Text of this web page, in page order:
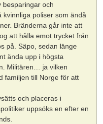
besparingar och
kvinnliga poliser som ändå
Bränderna går inte att
att hålla emot trycket från
på. Säpo, sedan länge
ända upp i högsta
Militären… ja vilken
familjen till Norge för att
och placeras i
uppsöks en efter en